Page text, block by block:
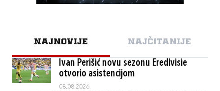
NAJNOVIJE NAJČITANIJE
Ivan Perišić novu sezonu Eredivisie
otvorio asistencijom
08.08.2026.